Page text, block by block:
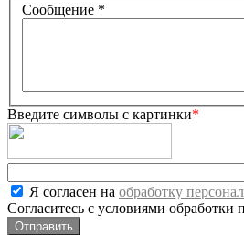
Сообщение *
Введите символы с картинки*
Я согласен на обработку
Согласитесь с условиями обработки